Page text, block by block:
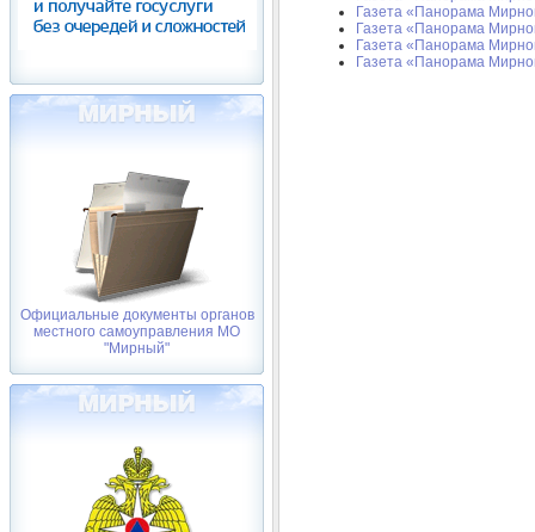
Официальные документы органов
местного самоуправления МО
"Мирный"
Газета «Панорама
Газета «Панорама
Газета «Панорама
Газета «Панорама